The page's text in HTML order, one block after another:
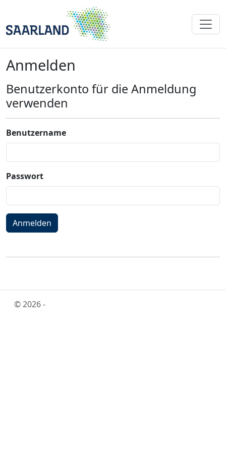
Anmelden
Benutzerkonto für die Anmeldung
verwenden
Benutzername
Passwort
Anmelden
© 2026 -